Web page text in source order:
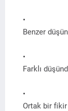
Benzer
Farklı
Ortak bir fikir